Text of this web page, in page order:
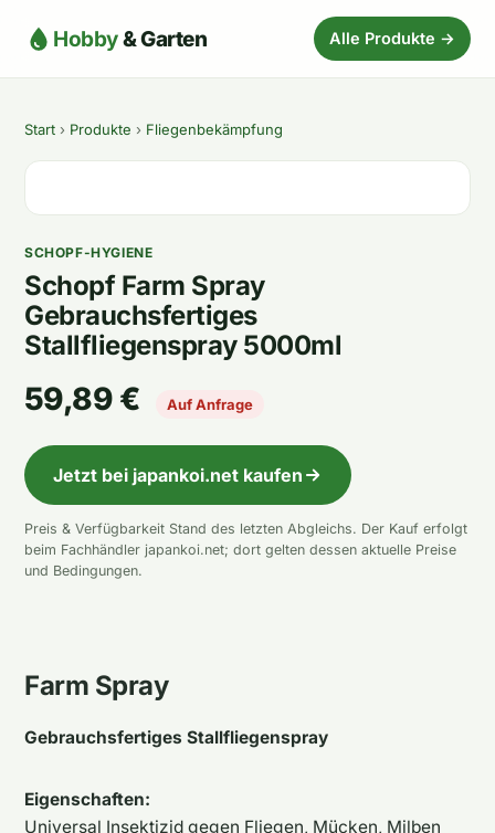
Hobby& Garten Alle Produkte →
Start › Produkte › Fliegenbekämpfung
SCHOPF-HYGIENE
Schopf Farm Spray
Gebrauchsfertiges
Stallfliegenspray 5000ml
59,89 € Auf Anfrage
Jetzt bei japankoi.net kaufen
Preis & Verfügbarkeit Stand des letzten Abgleichs. Der Kauf erfolgt
beim Fachhändler japankoi.net; dort gelten dessen aktuelle Preise
und Bedingungen.
Farm Spray
Gebrauchsfertiges Stallfliegenspray
Eigenschaften:
Universal Insektizid gegen Fliegen, Mücken, Milben